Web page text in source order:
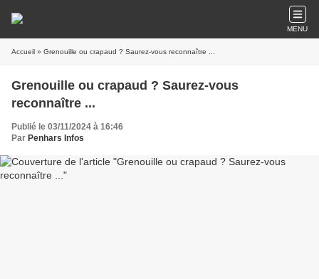
MENU
Accueil » Grenouille ou crapaud ? Saurez-vous reconnaître ...
Grenouille ou crapaud ? Saurez-vous
reconnaître ...
Publié le 03/11/2024 à 16:46
Par Penhars Infos